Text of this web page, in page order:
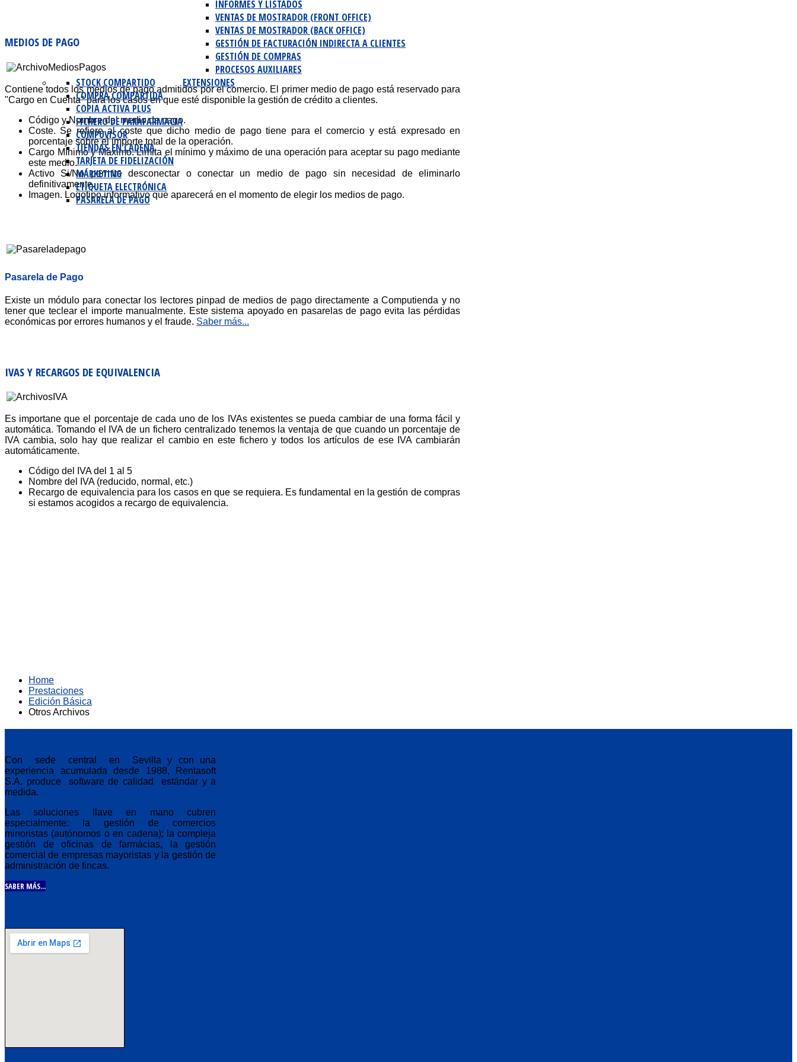
INFORMES Y LISTADOS
VENTAS DE MOSTRADOR (FRONT OFFICE)
VENTAS DE MOSTRADOR (BACK OFFICE)
GESTIÓN DE FACTURACIÓN INDIRECTA A CLIENTES
GESTIÓN DE COMPRAS
PROCESOS AUXILIARES
EXTENSIONES
STOCK COMPARTIDO
COMPRA COMPARTIDA
COPIA ACTIVA PLUS
FICHERO DE PARAFARMACIA
COMPUVISOR
TIENDAS EN CADENA
TARJETA DE FIDELIZACIÓN
MÁRKETING
ETIQUETA ELECTRÓNICA
PASARELA DE PAGO
MEDIOS DE PAGO
Contiene todos los medios de pago admitidos por el comercio. El primer medio de pago está reservado para
"Cargo en Cuenta" para los casos en que esté disponible la gestión de crédito a clientes.
Código y Nombre del medio de pago.
Coste. Se refiere al coste que dicho medio de pago tiene para el comercio y está expresado en
porcentaje sobre el importe total de la operación.
Cargo Mínimo y Máximo. Limita el mínimo y máximo de una operación para aceptar su pago mediante
este medio.
Activo Si/No permite desconectar o conectar un medio de pago sin necesidad de eliminarlo
definitivamente.
Imagen. Logotipo informativo que aparecerá en el momento de elegir los medios de pago.
Pasarela de Pago
Existe un módulo para conectar los lectores pinpad de medios de pago directamente a Computienda y no
tener que teclear el importe manualmente. Este sistema apoyado en pasarelas de pago evita las pérdidas
económicas por errores humanos y el fraude. Saber más...
IVAS Y RECARGOS DE EQUIVALENCIA
Es importane que el porcentaje de cada uno de los IVAs existentes se pueda cambiar de una forma fácil y
automática. Tomando el IVA de un fichero centralizado tenemos la ventaja de que cuando un porcentaje de
IVA cambia, solo hay que realizar el cambio en este fichero y todos los artículos de ese IVA cambiarán
automáticamente.
Código del IVA del 1 al 5
Nombre del IVA (reducido, normal, etc.)
Recargo de equivalencia para los casos en que se requiera. Es fundamental en la gestión de compras
si estamos acogidos a recargo de equivalencia.
Home
Prestaciones
Edición Básica
Otros Archivos
Con sede central en Sevilla y con una
experiencia acumulada desde 1988, Rentasoft
S.A. produce software de calidad estándar y a
medida.
Las soluciones llave en mano cubren
especialmente: la gestión de comercios
minoristas (autónomos o en cadena); la compleja
gestión de oficinas de farmácias, la gestión
comercial de empresas mayoristas y la gestión de
administración de fincas.
SABER MÁS...